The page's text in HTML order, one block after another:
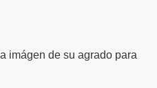
imágen de su agrado para